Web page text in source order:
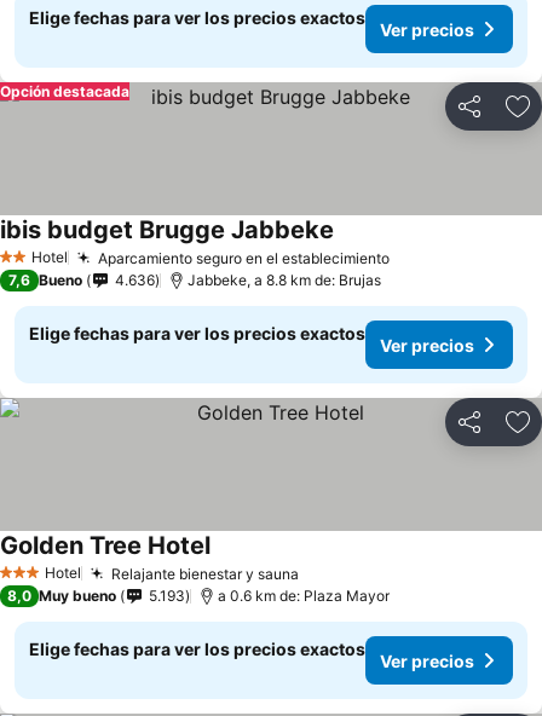
Elige fechas para ver los precios exactos
Ver precios
Compartir
Opción destacada
2 Estrellas
Hotel Aparcamiento seguro en el establecimientoVer precios
ibis budget Brugge Jabbeke
7,6 Bueno 4.636 Jabbeke, a 8.8 km de: Brujas
Elige fechas para ver los precios exactos
Ver precios
Compartir
3 Estrellas
Hotel Relajante bienestar y sauna
Golden Tree HotelVer precios
8,0 Muy bueno 5.193 a 0.6 km de: Plaza Mayor
Elige fechas para ver los precios exactos
Ver precios